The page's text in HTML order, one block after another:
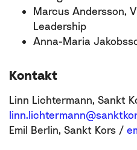
Marcus Andersson,
Leadership
Anna-Maria
Kontakt
Linn Lichtermann, Sankt
Emil Berlin, Sankt Kors /